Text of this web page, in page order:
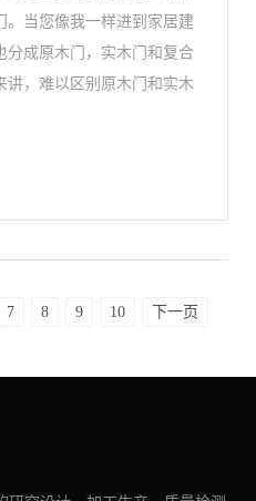
。当您像我一样进到家居建
分成原木门，实木门和复合
讲，难以区别原木门和实木
7 8 9 10 下一页